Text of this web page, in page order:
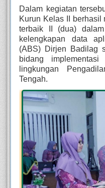
Dalam kegiatan
Kurun Kelas II berhasil
terbaik II (dua)
kelengkapan data
(ABS) Dirjen Badilag
bidang
lingkungan
Tengah.